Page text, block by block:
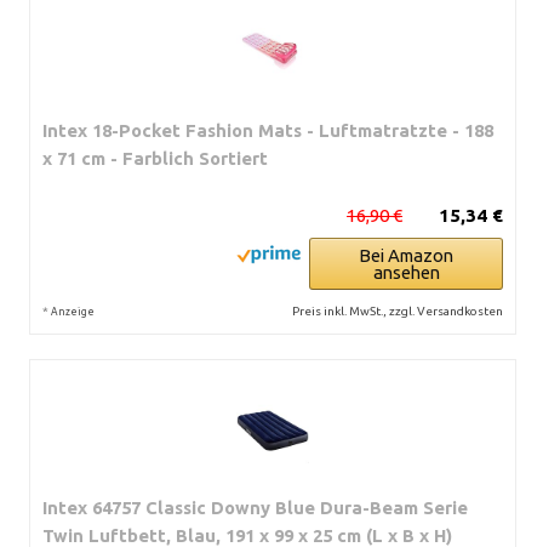
Intex 18-Pocket Fashion Mats - Luftmatratzte - 188
x 71 cm - Farblich Sortiert
15,34 €
16,90 €
Bei Amazon
ansehen
* Anzeige Preis inkl. MwSt., zzgl. Versandkosten
Intex 64757 Classic Downy Blue Dura-Beam Serie
Twin Luftbett, Blau, 191 x 99 x 25 cm (L x B x H)